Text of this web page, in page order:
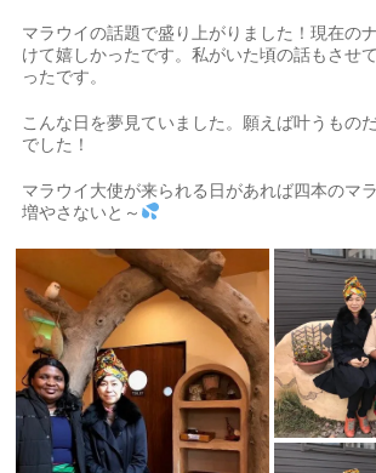
マラウイの話題で盛り上がりました！現在の
けて嬉しかったです。私がいた頃の話もさせ
ったです。
こんな日を夢見ていました。願えば叶うもの
でした！
マラウイ大使が来られる日があれば四本のマ
増やさないと～